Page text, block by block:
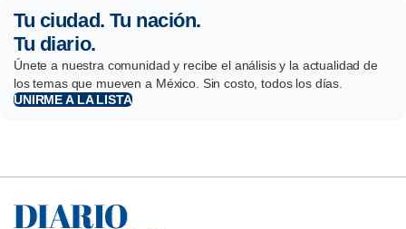
Tu ciudad. Tu nación.
Tu diario.
Únete a nuestra comunidad y recibe el análisis y la actualidad de
los temas que mueven a México. Sin costo, todos los días.
UNIRME A LA LISTA